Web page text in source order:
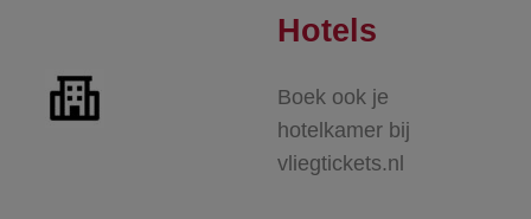
Hotels
Boek ook je
hotelkamer bij
vliegtickets.nl